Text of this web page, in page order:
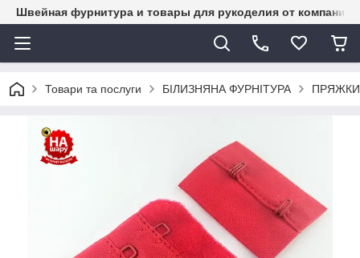
Швейная фурнитура и товары для рукоделия от
Товари та послуги БІЛИЗНЯНА ФУРНІТУРА